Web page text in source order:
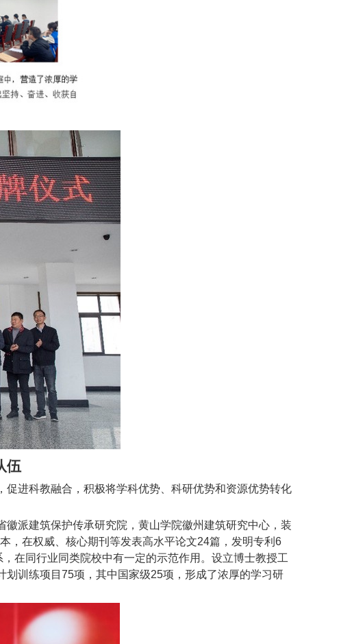
伍
进科教融合，积极将学科优势、科研优势和资源优势转化
派建筑保护传承研究院，黄山学院徽州建筑研究中心，装
本，在权威、核心期刊等发表高水平论文24篇，发明专利 6
在同行业同类院校中有一定的示范作用。设立博士教授工
划训练项目 75项，其中国家级25项，形成了浓厚的学习研